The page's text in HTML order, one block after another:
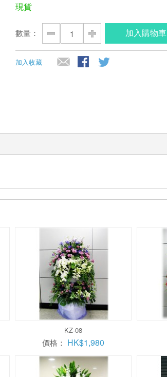
現貨
數量： 加入購物車
加入收藏
KZ-08
價格： HK$1,980